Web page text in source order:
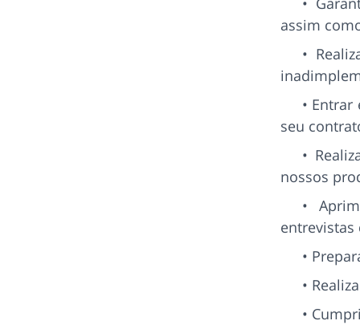
assim
Entrar
seu
nossos
entrevistas